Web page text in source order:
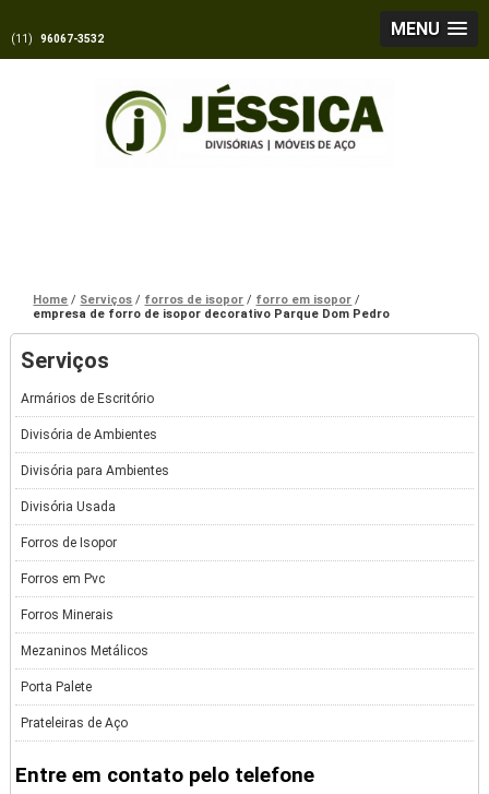
MENU
(11) 96067-3532
Home Serviços forros de isopor
forro em isopor
empresa de forro de isopor decorativo Parque Dom Pedro
Serviços
Armários de Escritório
Divisória de Ambientes
Divisória para Ambientes
Divisória Usada
Forros de Isopor
Forros em Pvc
Forros Minerais
Mezaninos Metálicos
Porta Palete
Prateleiras de Aço
Entre em contato pelo telefone